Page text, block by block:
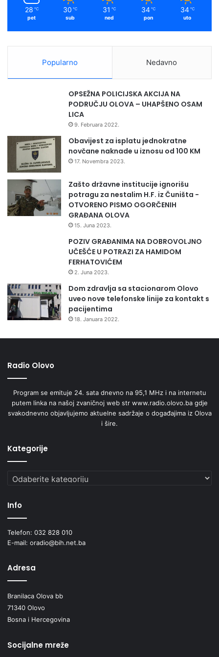
28 ℃
pet
30 ℃
sub
31 ℃
ned
34 ℃
pon
34 ℃
uto
Popularno Nedavno
OPSEŽNA POLICIJSKA AKCIJA NA
PODRUČJU OLOVA – UHAPŠENO OSAM
LICA
9. Februara 2022.
Obavijest za isplatu jednokratne
novčane naknade u iznosu od 100 KM
17. Novembra 2023.
Zašto državne institucije ignorišu
potragu za nestalim H.F. iz Čuništa -
OTVORENO PISMO OGORČENIH
GRAĐANA OLOVA
15. Juna 2023.
POZIV GRAĐANIMA NA DOBROVOLJNO
UČEŠĆE U POTRAZI ZA HAMIDOM
FERHATOVIĆEM
2. Juna 2023.
Dom zdravlja sa stacionarom Olovo
uveo nove telefonske linije za kontakt s
pacijentima
18. Januara 2022.
Radio Olovo
Program se emituje 24. sata dnevno na 95,1 MHz i na internetu
putem linka na našoj zvaničnoj web str www.radio.olovo.ba gdje
svakodnevno objavljujemo aktuelne sadržaje o događajima iz Olova
i šire.
Kategorije
Kategorije
Info
Telefon: 032 828 010
E-mail: oradio@bih.net.ba
Adresa
Branilaca Olova bb
71340 Olovo
Bosna i Hercegovina
Socijalne mreže